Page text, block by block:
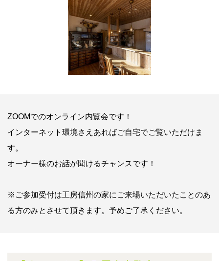
ZOOMでのオンライン内覧会です！
インターネット環境さえあればご自宅でご覧いただけま
す。
オーナー様のお話が聞けるチャンスです！
※ご参加受付は工房信州の家にご来場いただいたことのあ
る方のみとさせて頂きます。予めご了承ください。